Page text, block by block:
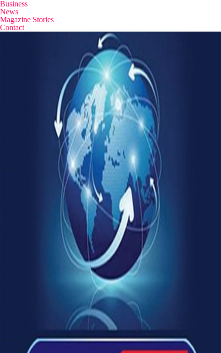
Business
News
Magazine Stories
Contact